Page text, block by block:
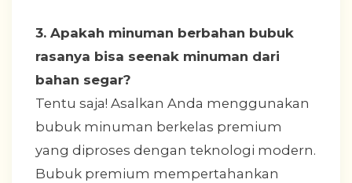
3. Apakah minuman berbahan bubuk
rasanya bisa seenak minuman dari
bahan segar?
Tentu saja! Asalkan Anda menggunakan
bubuk minuman berkelas premium
yang diproses dengan teknologi modern.
Bubuk premium mempertahankan